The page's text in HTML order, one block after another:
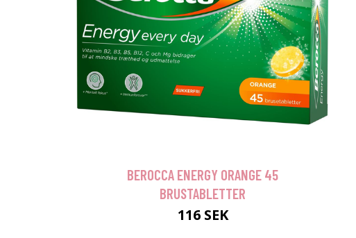
BEROCCA ENERGY ORANGE 45
BRUSTABLETTER
116 SEK